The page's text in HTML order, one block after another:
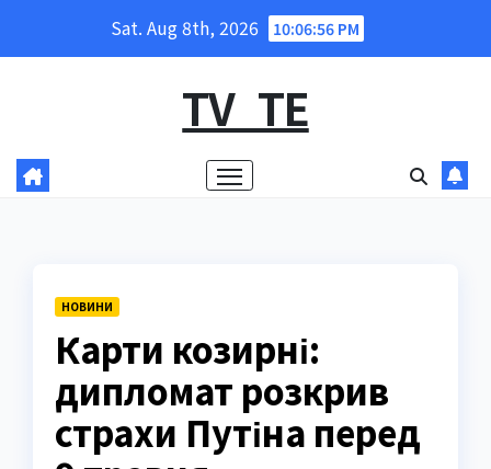
Sat. Aug 8th, 2026 10:06:57 PM
TV_TE
НОВИНИ
Карти козирні:
дипломат розкрив
страхи Путіна перед